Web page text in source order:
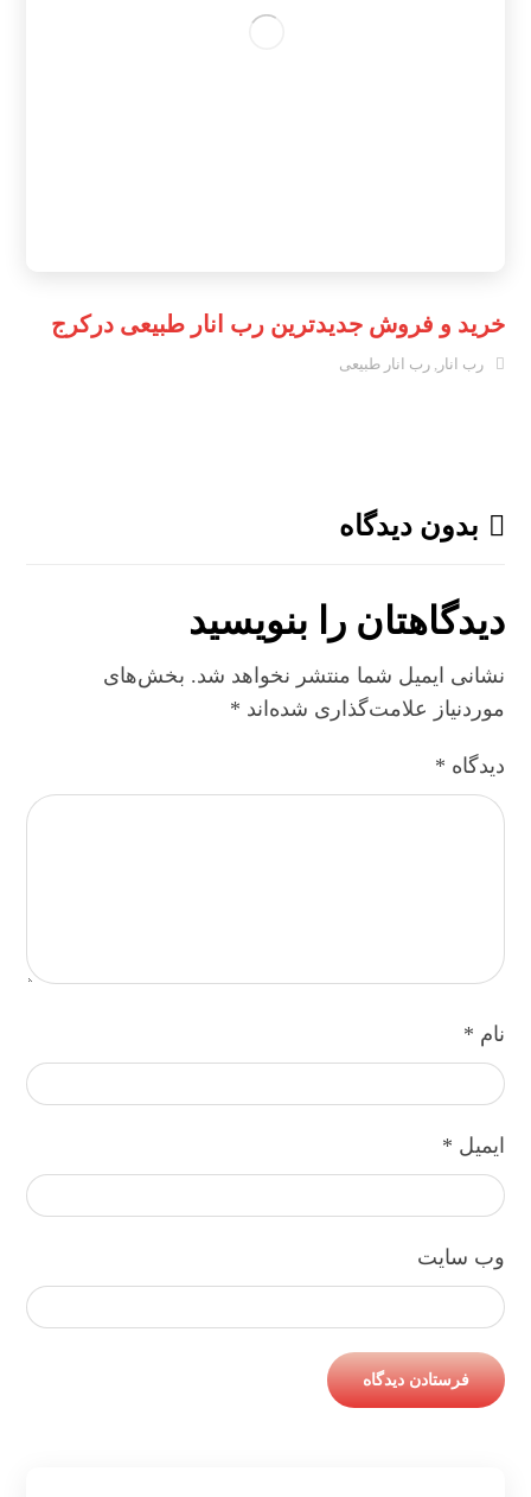
خرید و فروش جدیدترین رب انار طبیعی درکرج
رب انار ,رب انار طبیعی
بدون دیدگاه
دیدگاهتان را بنویسید
نشانی ایمیل شما منتشر نخواهد شد. بخش‌های
موردنیاز علامت‌گذاری شده‌اند *
دیدگاه *
نام *
ایمیل *
وب‌ سایت